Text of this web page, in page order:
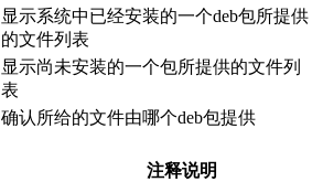
显示系统中已经安装的一个deb包所提供
的文件列表
显示尚未安装的一个包所提供的文件列
表
确认所给的文件由哪个deb包提供
注释说明